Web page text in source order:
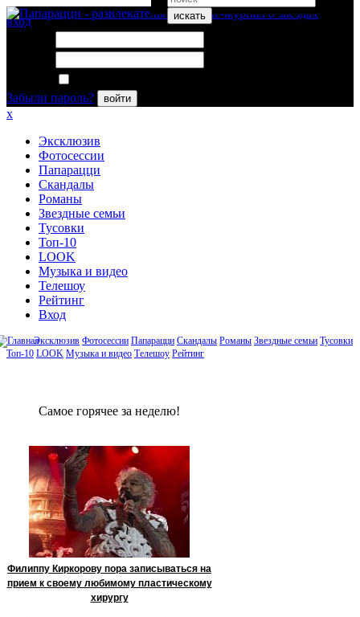
искать
вход
Забыли пароль?
войти
x
Эксклюзив
Фотосессии
Папарацци
Скандалы
Романы
Звездные семьи
Тусовки
Топ-10
LOOK
Музыка и видео
Телешоу
Рейтинг
Вход
Эксклюзив Фотосессии Папарацци Скандалы Романы Звездные семьи Тусовки
Топ-10 LOOK Музыка и видео Телешоу Рейтинг
Сaмое гoрячее за неделю!
Филиппу Киркорову пора записываться на
прием к своему любимому пластическому
хирургу